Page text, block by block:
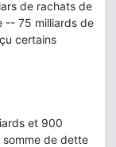
de rachats de
-- 75 milliards de
certains
et 900
somme de dette